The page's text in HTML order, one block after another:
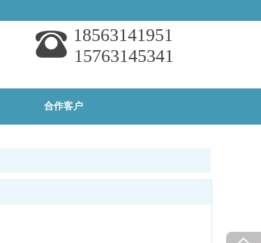
18563141951
15763145341
合作客户